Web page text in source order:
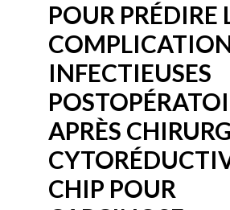
POUR PRÉDIRE
INFECTIEUSES
APRÈS
CHIP POUR